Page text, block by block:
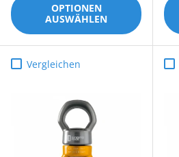
OPTIONEN
AUSWÄHLEN
Vergleichen